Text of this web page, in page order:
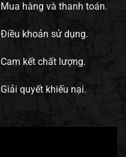
Mua hàng và thanh toán.
Điều khoản sử dụng.
Cam kết chất lượng.
Giải quyết khiếu nại.